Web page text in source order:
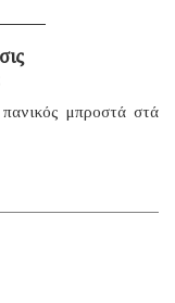
μπροστά στά